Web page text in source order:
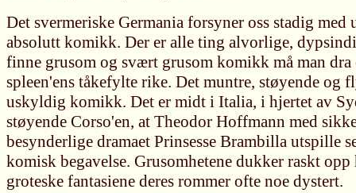
Det svermeriske Germania forsyner oss stadig med
absolutt komikk. Der er alle ting alvorlige,
finne grusom og svært grusom komikk må man dra
spleen'ens tåkefylte rike. Det muntre, støyende og
uskyldig komikk. Det er midt i Italia, i hjertet av
støyende Corso'en, at Theodor Hoffmann med
besynderlige dramaet Prinsesse Brambilla utspille
komisk begavelse. Grusomhetene dukker raskt opp
groteske fantasiene deres rommer ofte noe dystert.